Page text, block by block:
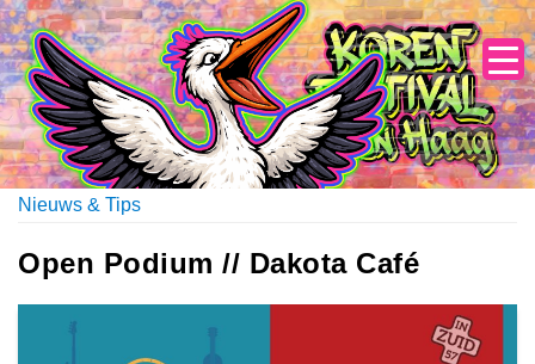
Skip
to
content
Nieuws & Tips
Open Podium // Dakota Café